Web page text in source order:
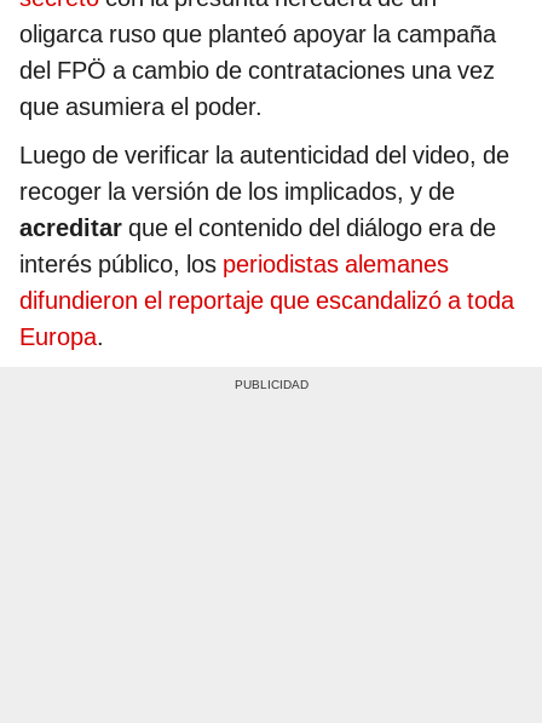
oligarca ruso que planteó apoyar la campaña
del FPÖ a cambio de contrataciones una vez
que asumiera el poder.
Luego de verificar la autenticidad del video, de
recoger la versión de los implicados, y de
acreditar que el contenido del diálogo era de
interés público, los periodistas alemanes
difundieron el reportaje que escandalizó a toda
Europa.